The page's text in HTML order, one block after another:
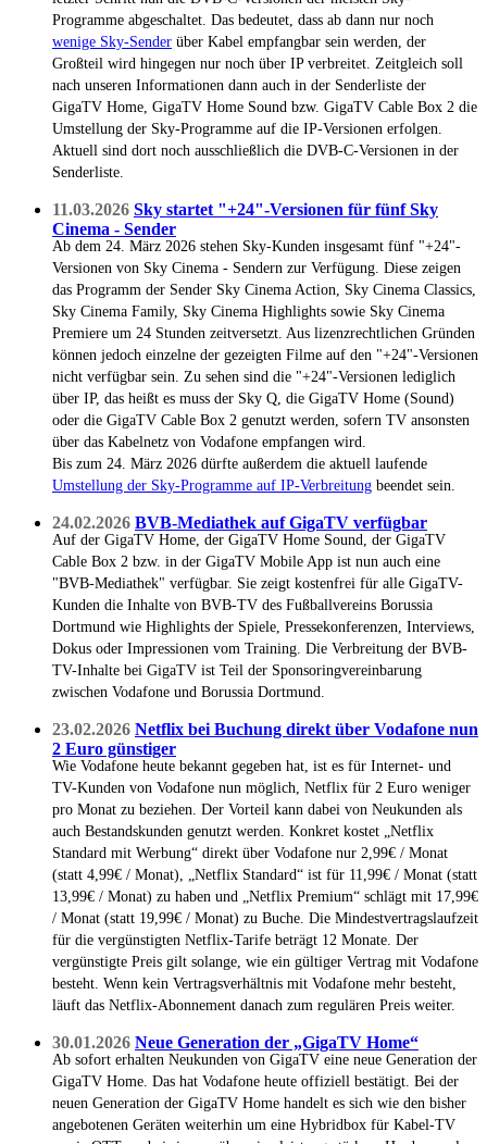
Programme abgeschaltet. Das bedeutet, dass ab dann nur noch
wenige Sky-Sender über Kabel empfangbar sein werden, der
Großteil wird hingegen nur noch über IP verbreitet. Zeitgleich soll
nach unseren Informationen dann auch in der Senderliste der
GigaTV Home, GigaTV Home Sound bzw. GigaTV Cable Box 2 die
Umstellung der Sky-Programme auf die IP-Versionen erfolgen.
Aktuell sind dort noch ausschließlich die DVB-C-Versionen in der
Senderliste.
11.03.2026 Sky startet "+24"-Versionen für fünf Sky
Cinema - Sender
Ab dem 24. März 2026 stehen Sky-Kunden insgesamt fünf "+24"-
Versionen von Sky Cinema - Sendern zur Verfügung. Diese zeigen
das Programm der Sender Sky Cinema Action, Sky Cinema Classics,
Sky Cinema Family, Sky Cinema Highlights sowie Sky Cinema
Premiere um 24 Stunden zeitversetzt. Aus lizenzrechtlichen Gründen
können jedoch einzelne der gezeigten Filme auf den "+24"-Versionen
nicht verfügbar sein. Zu sehen sind die "+24"-Versionen lediglich
über IP, das heißt es muss der Sky Q, die GigaTV Home (Sound)
oder die GigaTV Cable Box 2 genutzt werden, sofern TV ansonsten
über das Kabelnetz von Vodafone empfangen wird.
Bis zum 24. März 2026 dürfte außerdem die aktuell laufende
Umstellung der Sky-Programme auf IP-Verbreitung beendet sein.
24.02.2026 BVB-Mediathek auf GigaTV verfügbar
Auf der GigaTV Home, der GigaTV Home Sound, der GigaTV
Cable Box 2 bzw. in der GigaTV Mobile App ist nun auch eine
"BVB-Mediathek" verfügbar. Sie zeigt kostenfrei für alle GigaTV-
Kunden die Inhalte von BVB-TV des Fußballvereins Borussia
Dortmund wie Highlights der Spiele, Pressekonferenzen, Interviews,
Dokus oder Impressionen vom Training. Die Verbreitung der BVB-
TV-Inhalte bei GigaTV ist Teil der Sponsoringvereinbarung
zwischen Vodafone und Borussia Dortmund.
23.02.2026 Netflix bei Buchung direkt über Vodafone nun
2 Euro günstiger
Wie Vodafone heute bekannt gegeben hat, ist es für Internet- und
TV-Kunden von Vodafone nun möglich, Netflix für 2 Euro weniger
pro Monat zu beziehen. Der Vorteil kann dabei von Neukunden als
auch Bestandskunden genutzt werden. Konkret kostet „Netflix
Standard mit Werbung“ direkt über Vodafone nur 2,99€ / Monat
(statt 4,99€ / Monat), „Netflix Standard“ ist für 11,99€ / Monat (statt
13,99€ / Monat) zu haben und „Netflix Premium“ schlägt mit 17,99€
/ Monat (statt 19,99€ / Monat) zu Buche. Die Mindestvertragslaufzeit
für die vergünstigten Netflix-Tarife beträgt 12 Monate. Der
vergünstigte Preis gilt solange, wie ein gültiger Vertrag mit Vodafone
besteht. Wenn kein Vertragsverhältnis mit Vodafone mehr besteht,
läuft das Netflix-Abonnement danach zum regulären Preis weiter.
30.01.2026 Neue Generation der „GigaTV Home“
Ab sofort erhalten Neukunden von GigaTV eine neue Generation der
GigaTV Home. Das hat Vodafone heute offiziell bestätigt. Bei der
neuen Generation der GigaTV Home handelt es sich wie den bisher
angebotenen Geräten weiterhin um eine Hybridbox für Kabel-TV